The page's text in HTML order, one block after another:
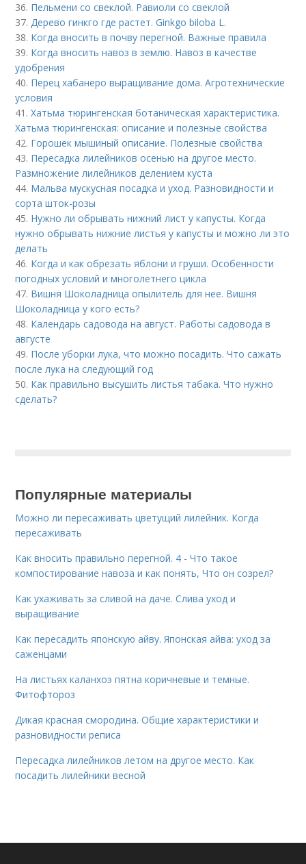
36. Пельмени со свеклой. Равиоли со свеклой
37.Дерево гинкго где растет. Ginkgo biloba L.
38. Когда вносить в почву перегной. Важные правила
39. Когда вносить навоз в землю. Навоз в качестве
удобрения
40. Перец хабанеро выращивание дома. Агротехнические
условия
41.Хатьма тюрингенская ботаническая характеристика.
Хатьма тюрингенская: описание и полезные свойства
42. Горошек мышиный описание. Полезные свойства
43. Пересадка лилейников осенью на другое место.
Размножение лилейников делением куста
44. Мальва мускусная посадка и уход. Разновидности и
сорта шток-розы
45. Нужно ли обрывать нижний лист у капусты. Когда
нужно обрывать нижние листья у капусты и можно ли это
делать
46. Когда и как обрезать яблони и груши. Особенности
погодных условий и многолетнего цикла
47. Вишня Шоколадница опылитель для нее. Вишня
Шоколадница у кого есть?
48. Календарь садовода на август. Работы садовода в
августе
49. После уборки лука, что можно посадить. Что сажать
после лука на следующий год
50. Как правильно высушить листья табака. Что нужно
сделать?
Популярные материалы
Можно ли пересаживать цветущий лилейник. Когда
пересаживать
Как вносить правильно перегной. 4 - Что такое
компостирование навоза и как понять, Что он созрел?
Как ухаживать за сливой на даче. Слива уход и
выращивание
Как пересадить японскую айву. Японская айва: уход за
саженцами
На листьях каланхоэ пятна коричневые и темные.
Фитофтороз
Дикая красная смородина. Общие характеристики и
разновидности реписа
Пересадка лилейников летом на другое место. Как
посадить лилейники весной